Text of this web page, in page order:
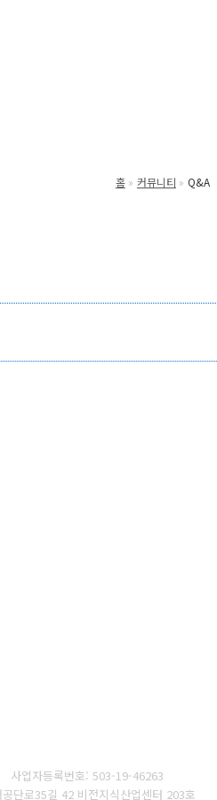
홈 커뮤니티 Q&A
사업자등록번호: 503-19-46263
단로35길 42 비전지식산업센터 203호